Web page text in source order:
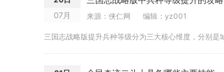
07月 来源：侠仁网 编辑：yz001